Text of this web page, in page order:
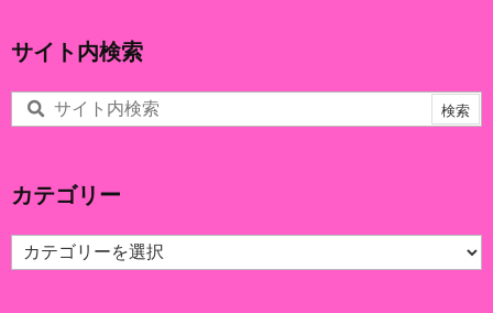
サイト内検索
カテゴリー
カ
テ